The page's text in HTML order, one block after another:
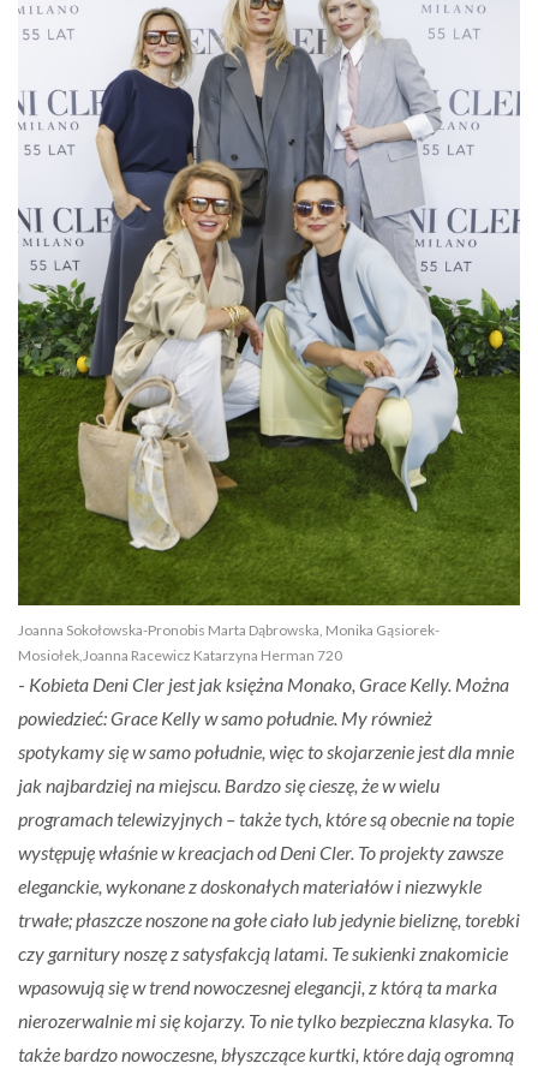
Joanna Sokołowska-Pronobis Marta Dąbrowska, Monika Gąsiorek-
Mosiołek,Joanna Racewicz Katarzyna Herman 720
- Kobieta Deni Cler jest jak księżna Monako, Grace Kelly. Można
powiedzieć: Grace Kelly w samo południe. My również
spotykamy się w samo południe, więc to skojarzenie jest dla mnie
jak najbardziej na miejscu. Bardzo się cieszę, że w wielu
programach telewizyjnych – także tych, które są obecnie na topie
występuję właśnie w kreacjach od Deni Cler. To projekty zawsze
eleganckie, wykonane z doskonałych materiałów i niezwykle
trwałe; płaszcze noszone na gołe ciało lub jedynie bieliznę, torebki
czy garnitury noszę z satysfakcją latami. Te sukienki znakomicie
wpasowują się w trend nowoczesnej elegancji, z którą ta marka
nierozerwalnie mi się kojarzy. To nie tylko bezpieczna klasyka. To
także bardzo nowoczesne, błyszczące kurtki, które dają ogromną